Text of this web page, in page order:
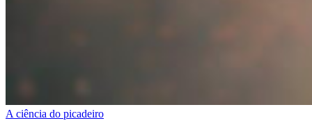
A ciência do picadeiro